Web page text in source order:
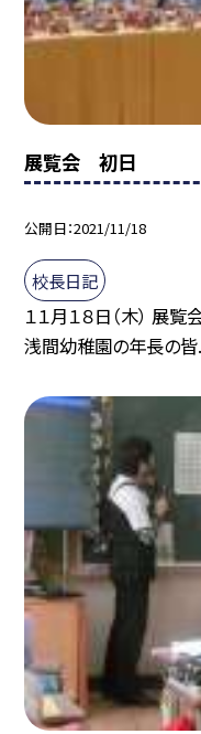
展覧会 初日
公開日 2021/11/18
校長日記
１１月１８日（木） 展
浅間幼稚園の年長の皆